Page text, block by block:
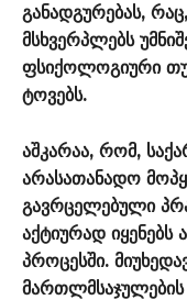
განადგურებას,
მსხვერპლებს
ფსიქოლოგიური თუ
ტოვებს.
აშკარაა, რომ,
არასათანადო
გავრცელებული
აქტიურად
პროცესში.